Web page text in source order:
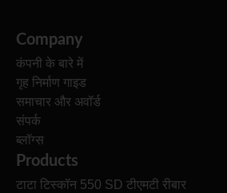
Company
कंपनी के बारे में
गृह निर्माण गाइड
समाचार और अवॉर्ड
संपर्क
ब्लॉग्स
Products
टाटा टिस्कॉन 550 SD टीएमटी रीबार